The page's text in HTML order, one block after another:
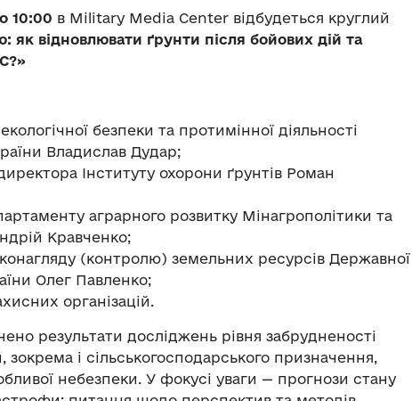
о 10:00 в Military Media Center відбудеться круглий
як відновлювати ґрунти після бойових дій та
безпеки та протимінної діяльності
Владислав Дудар;
Інституту охорони ґрунтів Роман
аграрного розвитку Мінагрополітики та
Кравченко;
(контролю) земельних ресурсів Державної
Олег Павленко;
організацій.
результати досліджень рівня забрудненості
зокрема і сільськогосподарського призначення,
небезпеки. У фокусі уваги — прогнози стану